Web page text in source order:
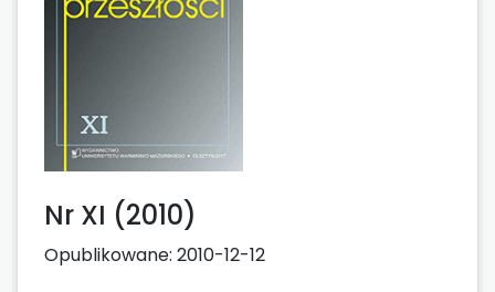
Nr XI (2010)
Opublikowane: 2010-12-12